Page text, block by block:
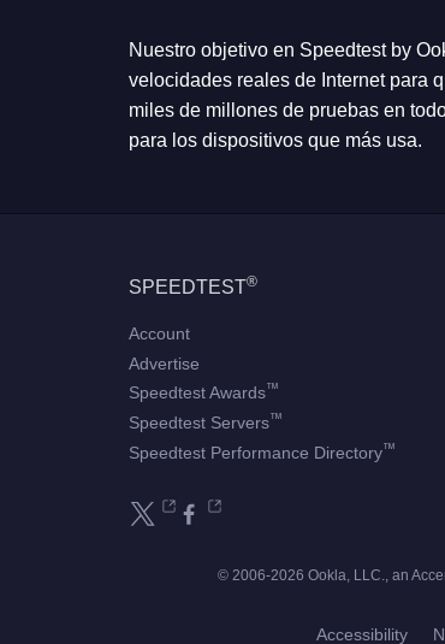
Nuestro objetivo en Speedtest by
velocidades reales de Internet para
miles de millones de pruebas en
para los dispositivos que más usa.
SPEEDTEST®
Account
Advertise
Speedtest Awards™
Speedtest Servers™
Speedtest Performance Directory™
© 2006-2026 Ookla, LLC., an
Accessibility